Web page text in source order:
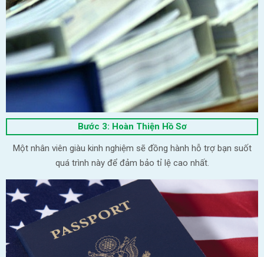
Bước 3: Hoàn Thiện Hồ Sơ
Một nhân viên giàu kinh nghiệm sẽ đồng hành hỗ trợ bạn suốt
quá trình này để đảm bảo tỉ lệ cao nhất.